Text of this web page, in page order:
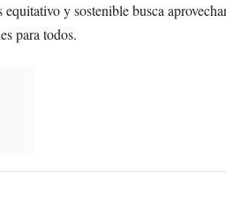
y sostenible busca
para todos.